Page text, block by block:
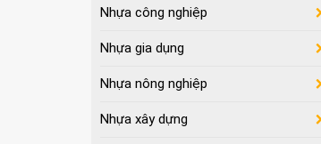
Nhựa công nghiệp
Nhựa gia dụng
Nhựa nông nghiệp
Nhựa xây dựng